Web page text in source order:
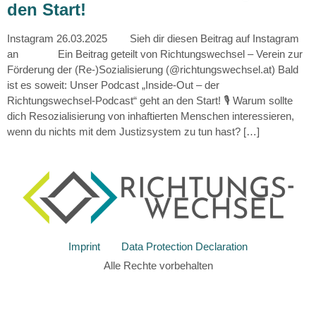
den Start!
Instagram 26.03.2025 Sieh dir diesen Beitrag auf Instagram
an Ein Beitrag geteilt von Richtungswechsel – Verein zur
Förderung der (Re-)Sozialisierung (@richtungswechsel.at) Bald
ist es soweit: Unser Podcast „Inside-Out – der
Richtungswechsel-Podcast“ geht an den Start! 🎙️ Warum sollte
dich Resozialisierung von inhaftierten Menschen interessieren,
wenn du nichts mit dem Justizsystem zu tun hast? […]
Imprint
Data Protection Declaration
Alle Rechte vorbehalten